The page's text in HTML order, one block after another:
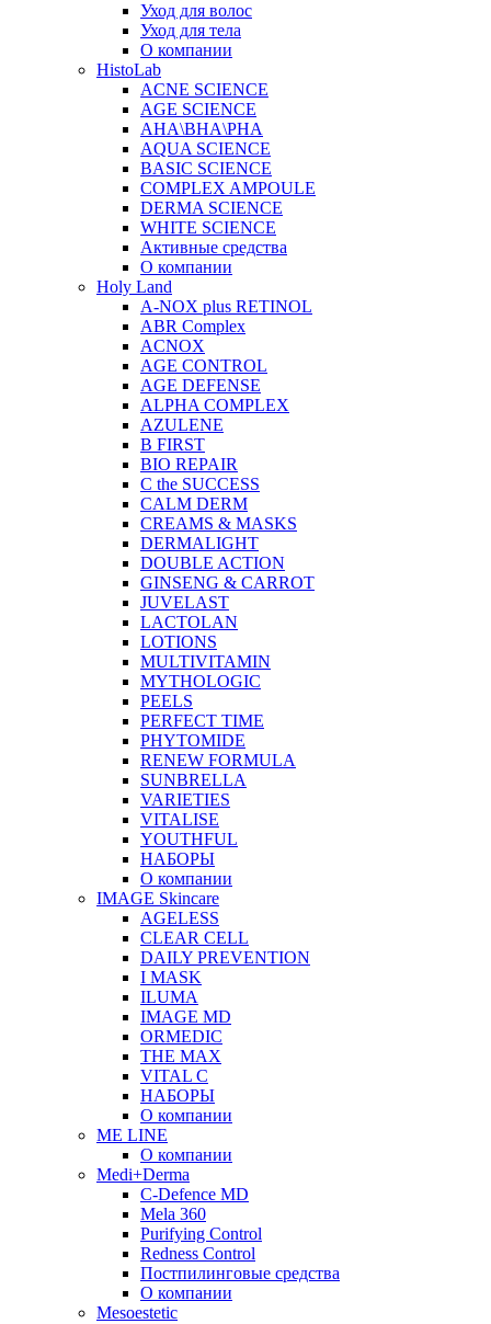
Уход для волос
Уход для тела
О компании
HistoLab
ACNE SCIENCE
AGE SCIENCE
AHA\BHA\PHA
AQUA SCIENCE
BASIC SCIENCE
COMPLEX AMPOULE
DERMA SCIENCE
WHITE SCIENCE
Активные средства
О компании
Holy Land
A-NOX plus RETINOL
ABR Complex
ACNOX
AGE CONTROL
AGE DEFENSE
ALPHA COMPLEX
AZULENE
B FIRST
BIO REPAIR
C the SUCCESS
CALM DERM
CREAMS & MASKS
DERMALIGHT
DOUBLE ACTION
GINSENG & CARROT
JUVELAST
LACTOLAN
LOTIONS
MULTIVITAMIN
MYTHOLOGIC
PEELS
PERFECT TIME
PHYTOMIDE
RENEW FORMULA
SUNBRELLA
VARIETIES
VITALISE
YOUTHFUL
НАБОРЫ
О компании
IMAGE Skincare
AGELESS
CLEAR CELL
DAILY PREVENTION
I MASK
ILUMA
IMAGE MD
ORMEDIC
THE MAX
VITAL C
НАБОРЫ
О компании
ME LINE
О компании
Medi+Derma
C-Defence MD
Mela 360
Purifying Control
Redness Control
Постпилинговые средства
О компании
Mesoestetic